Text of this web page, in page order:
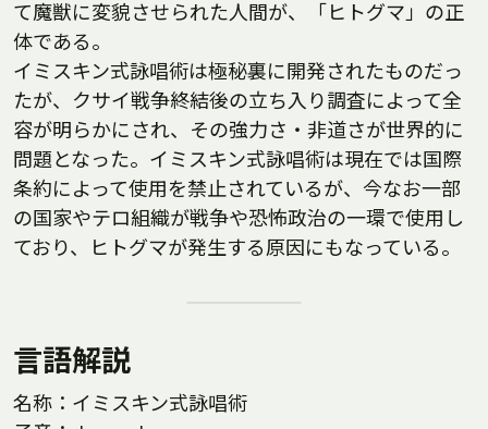
て魔獣に変貌させられた人間が、「ヒトグマ」の正
体である。
イミスキン式詠唱術は極秘裏に開発されたものだっ
たが、クサイ戦争終結後の立ち入り調査によって全
容が明らかにされ、その強力さ・非道さが世界的に
問題となった。イミスキン式詠唱術は現在では国際
条約によって使用を禁止されているが、今なお一部
の国家やテロ組織が戦争や恐怖政治の一環で使用し
ており、ヒトグマが発生する原因にもなっている。
言語解説
名称：イミスキン式詠唱術